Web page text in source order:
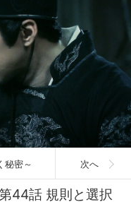
秘密～ 次へ
44話 規則と選択